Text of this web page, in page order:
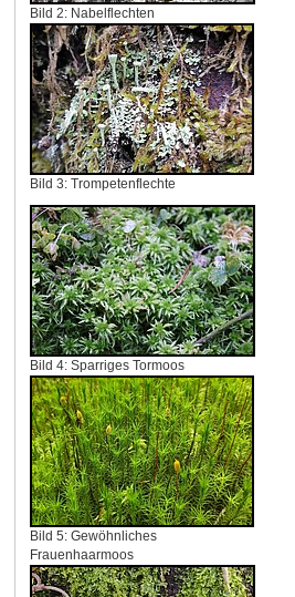
Bild 2: Nabelflechten
Bild 3: Trompetenflechte
Bild 4: Sparriges Tormoos
Bild 5: Gewöhnliches
Frauenhaarmoos